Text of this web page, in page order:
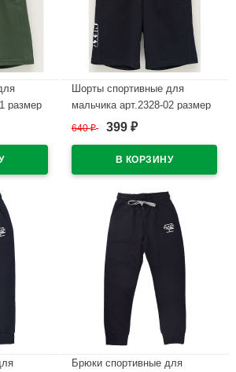
размер
Шорты спортивные для
мальчика арт.2328-02 размер
30/122-36/140 цвет синий
640₽ 399 ₽
Брюки спортивные для